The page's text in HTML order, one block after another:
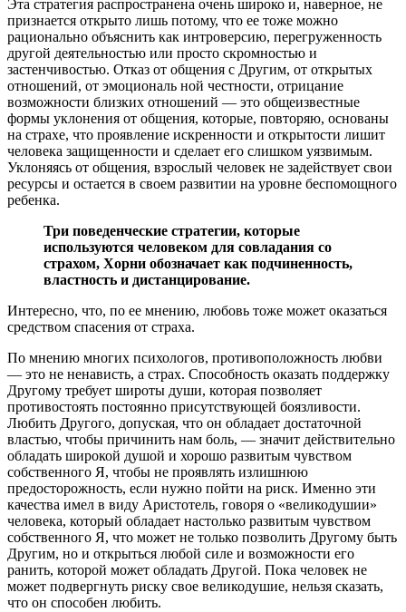
Эта стратегия распространена очень широко и, наверное, не
признается открыто лишь потому, что ее тоже можно
рационально объяснить как интроверсию, перегруженность
другой деятельностью или просто скромностью и
застенчивостью. Отказ от общения с Другим, от открытых
отношений, от эмоциональ ной честности, отрицание
возможности близких отношений — это общеизвестные
формы уклонения от общения, которые, повторяю, основаны
на страхе, что проявление искренности и открытости лишит
человека защищенности и сделает его слишком уязвимым.
Уклоняясь от общения, взрослый человек не задействует свои
ресурсы и остается в своем развитии на уровне беспомощного
ребенка.
Три поведенческие стратегии, которые
используются человеком для совладания со
страхом, Хорни обозначает как подчиненность,
властность и дистанцирование.
Интересно, что, по ее мнению, любовь тоже может оказаться
средством спасения от страха.
По мнению многих психологов, противоположность любви
— это не ненависть, а страх. Способность оказать поддержку
Другому требует широты души, которая позволяет
противостоять постоянно присутствующей боязливости.
Любить Другого, допуская, что он обладает достаточной
властью, чтобы причинить нам боль, — значит действительно
обладать широкой душой и хорошо развитым чувством
собственного Я, чтобы не проявлять излишнюю
предосторожность, если нужно пойти на риск. Именно эти
качества имел в виду Аристотель, говоря о «великодушии»
человека, который обладает настолько развитым чувством
собственного Я, что может не только позволить Другому быть
Другим, но и открыться любой силе и возможности его
ранить, которой может обладать Другой. Пока человек не
может подвергнуть риску свое великодушие, нельзя сказать,
что он способен любить.